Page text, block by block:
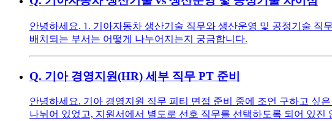
안녕하세요. 1. 기아자동차 생산기술 직무와 생산운영 및 공정기술 직
배치되는 부서는 어떻게 나누어지는지 궁금합니다.
Q. 기아 경영지원(HR) 세부 직무 PT 준비
안녕하세요. 기아 경영지원 직무 피티 면접 준비 중에 조언 구하고 싶
나뉘어 있었고, 지원서에서 별도로 선호 직무를 선택하도록 되어 있